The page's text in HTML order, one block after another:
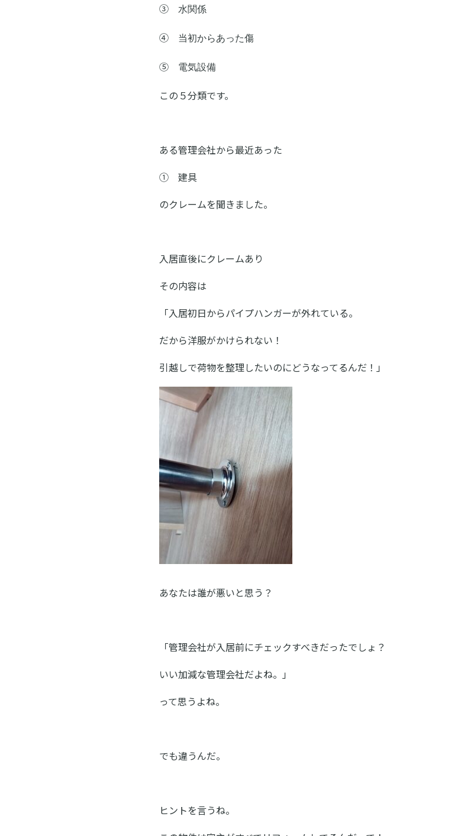
③ 水関係
④ 当初からあった傷
⑤ 電気設備
この５分類です。
ある管理会社から最近あった
① 建具
のクレームを聞きました。
入居直後にクレームあり
その内容は
「入居初日からパイプハンガーが外れている。
だから洋服がかけられない！
引越しで荷物を整理したいのにどうなってるんだ！」
あなたは誰が悪いと思う？
「管理会社が入居前にチェックすべきだったでしょ？
いい加減な管理会社だよね。」
って思うよね。
でも違うんだ。
ヒントを言うね。